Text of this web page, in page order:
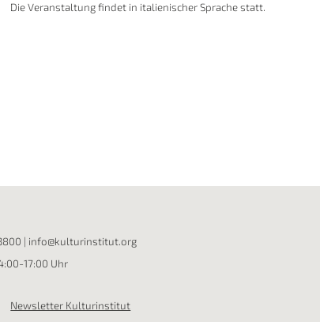
Die Veranstaltung findet in italienischer Sprache statt.
| info@kulturinstitut.org
17:00 Uhr
Newsletter Kulturinstitut